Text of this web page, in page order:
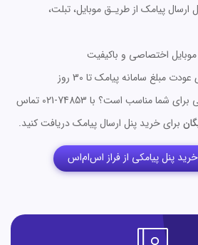
ارسال پیامک از طریـق موبایل، تبلت،
موبایل اختصاصی و باکیفیت
مبلغ سامانه پیامک تا 30 روز
اگر نمی‌دانید کدام پنل پیامکی برای شما مناسب است؟ با 74853-021 تماس
برای خرید پنل ارسال پیامک دریافت کنید.